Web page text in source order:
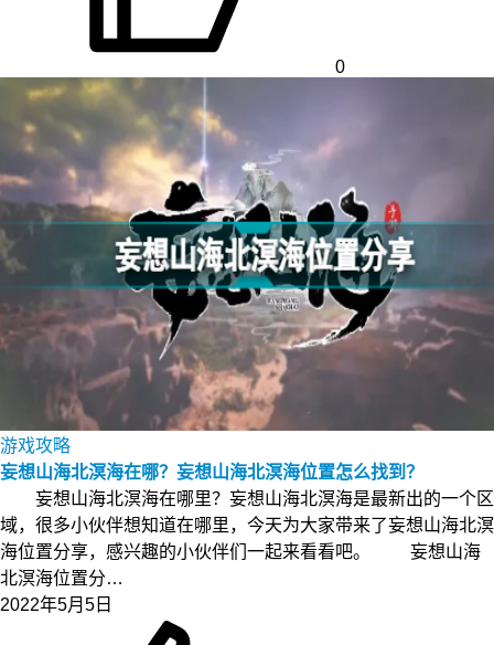
0
游戏攻略
妄想山海北溟海在哪？妄想山海北溟海位置怎么找到？
妄想山海北溟海在哪里？妄想山海北溟海是最新出的一个区
域，很多小伙伴想知道在哪里，今天为大家带来了妄想山海北溟
海位置分享，感兴趣的小伙伴们一起来看看吧。 妄想山海
北溟海位置分…
2022年5月5日